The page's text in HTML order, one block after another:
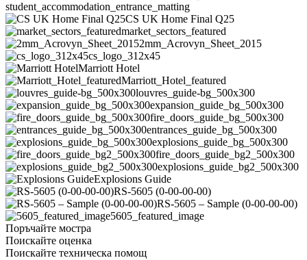
student_accommodation_entrance_matting
CS UK Home Final Q25
market_sectors_featured
2mm_Acrovyn_Sheet_2015
cs_logo_312x45
Marriott Hotel
Marriott_Hotel_featured
louvres_guide-bg_500x300
expansion_guide_bg_500x300
fire_doors_guide_bg_500x300
entrances_guide_bg_500x300
explosions_guide_bg_500x300
fire_doors_guide_bg2_500x300
explosions_guide_bg2_500x300
Explosions Guide
RS-5605 (0-00-00-00)
RS-5605 – Sample (0-00-00-00)
5605_featured_image
Поръчайте мостра
Поискайте оценка
Поискайте техническа помощ